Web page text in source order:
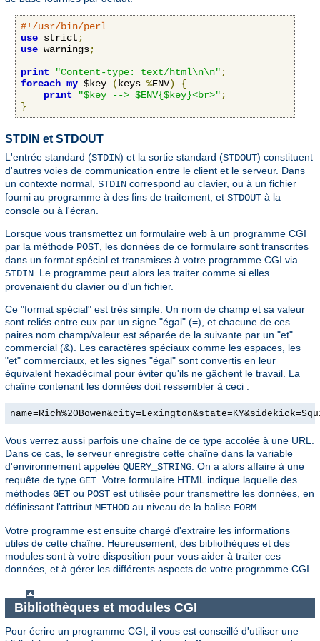
#!/usr/bin/perl
use strict;
use warnings;
print
"Content-type: text/html\n\n";
foreach my $key (keys %ENV)
{
print
"$key --> $ENV{$key}<br>";
}
STDIN et STDOUT
L'entrée standard (STDIN) et la sortie standard (STDOUT) constituent
d'autres voies de communication entre le client et le serveur. Dans
un contexte normal, STDIN correspond au clavier, ou à un fichier
fourni au programme à des fins de traitement, et STDOUT à la
console ou à l'écran.
Lorsque vous transmettez un formulaire web à un programme CGI
par la méthode POST , les données de ce formulaire sont transcrites
dans un format spécial et transmises à votre programme CGI via
STDIN . Le programme peut alors les traiter comme si elles
provenaient du clavier ou d'un fichier.
Ce "format spécial" est très simple. Un nom de champ et sa valeur
sont reliés entre eux par un signe "égal" (=), et chacune de ces
paires nom champ/valeur est séparée de la suivante par un "et"
commercial (&). Les caractères spéciaux comme les espaces, les
"et" commerciaux, et les signes "égal" sont convertis en leur
équivalent hexadécimal pour éviter qu'ils ne gâchent le travail. La
chaîne contenant les données doit ressembler à ceci :
Vous verrez aussi parfois une chaîne de ce type accolée à une URL.
Dans ce cas, le serveur enregistre cette chaîne dans la variable
d'environnement appelée QUERY_STRING . On a alors affaire à une
requête de type GET . Votre formulaire HTML indique laquelle des
méthodes GET ou POST est utilisée pour transmettre les données, en
définissant l'attribut METHOD au niveau de la balise FORM
Votre programme est ensuite chargé d'extraire les informations
utiles de cette chaîne. Heureusement, des bibliothèques et des
modules sont à votre disposition pour vous aider à traiter ces
données, et à gérer les différents aspects de votre programme CGI.
Bibliothèques et modules CGI
Pour écrire un programme CGI, il vous est conseillé d'utiliser une